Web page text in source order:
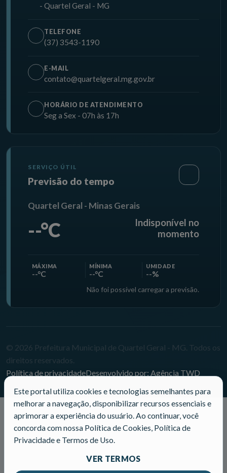
- Quartel Geral - MG
TELEFONE
(37) 3543-1190
E-MAIL
contato@quartelgeral.mg.gov.br
HORÁRIO DE ATENDIMENTO
Seg a Sex - 07h às 17h
SERVIÇO ÚTIL
Previsão do tempo
Quartel Geral - Minas Gerais
--°C
Indisponível no
momento
MÁXIMA
--°C
MÍNIMA
--°C
UMIDADE
--%
Não foi possível carregar a previsão.
© 2026 Prefeitura Municipal de Quartel Geral - MG. Todos os
direitos reservados.
Política de privacidadeDesenvolvido por: Agência TWD
Este portal utiliza cookies e tecnologias semelhantes para
melhorar a navegação, disponibilizar recursos essenciais e
aprimorar a experiência do usuário. Ao continuar, você
concorda com nossa Política de Cookies, Política de
Privacidade e Termos de Uso.
VER TERMOS